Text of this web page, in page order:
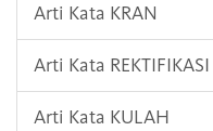
Arti Kata KRAN
Arti Kata REKTIFIKASI
Arti Kata KULAH